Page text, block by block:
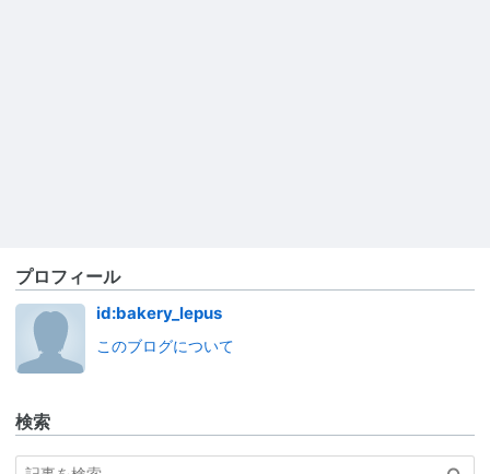
プロフィール
id:bakery_lepus
このブログについて
検索